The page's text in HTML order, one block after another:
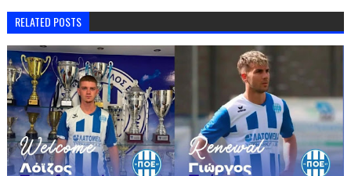
RELATED POSTS